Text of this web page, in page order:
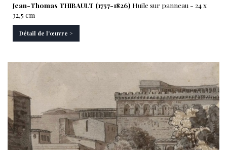
Jean-Thomas THIBAULT (1757-1826) Huile sur panneau - 24 x
32,5 cm
Détail de l'œuvre >